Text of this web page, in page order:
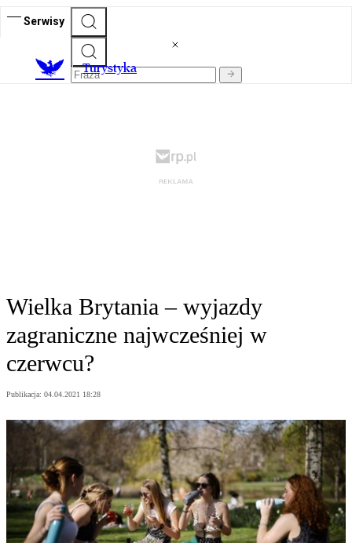
Serwisy
Turystyka
Wielka Brytania – wyjazdy
zagraniczne najwcześniej w
czerwcu?
Publikacja: 04.04.2021 18:28